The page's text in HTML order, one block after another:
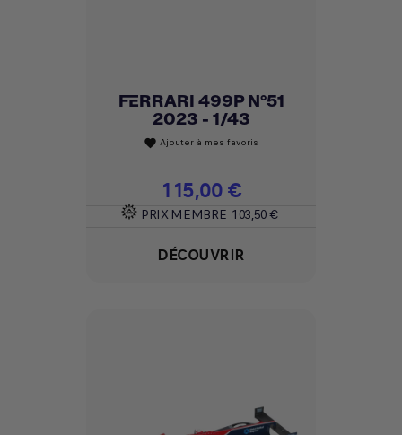
FERRARI 499P N°51
2023 - 1/43
favorite Ajouter à mes favoris
Prix
115,00 €
PRIX MEMBRE 103,50 €
DÉCOUVRIR